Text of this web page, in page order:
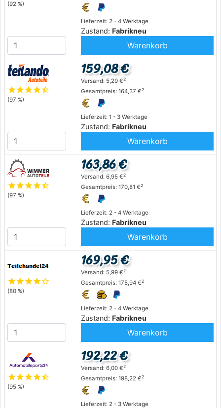
(92 %)
Lieferzeit: 2 - 4 Werktage
Zustand: Fabrikneu
Warenkorb
starstarstarstarstar_half
(97 %)
Lieferzeit: 1 - 3 Werktage
Zustand: Fabrikneu
159,08 €
Versand: 5,29 €2
Gesamtpreis: 164,37 €2
Warenkorb
starstarstarstarstar_half
(97 %)
Lieferzeit: 2 - 4 Werktage
Zustand: Fabrikneu
163,86 €
Versand: 6,95 €2
Gesamtpreis: 170,81 €2
Warenkorb
starstarstarstarstar_outline
(80 %)
Lieferzeit: 2 - 4 Werktage
Zustand: Fabrikneu
169,95 €
Versand: 5,99 €2
Gesamtpreis: 175,94 €2
Warenkorb
starstarstarstarstar_half
(95 %)
Lieferzeit: 2 - 3 Werktage
192,22 €
Versand: 6,00 €2
Gesamtpreis: 198,22 €2